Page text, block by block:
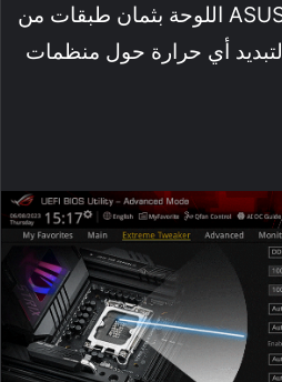
باستقرار الأداء، دعمت ASUS اللوحة بثمان طبقات من
اللوحة المطبوعة PCB لتبديد أي حرارة حول منظمات